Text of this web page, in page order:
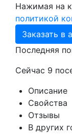
Нажимая на
политикой
Заказать в
Последняя
Сейчас 9
Описание
Свойства
Отзывы
В других